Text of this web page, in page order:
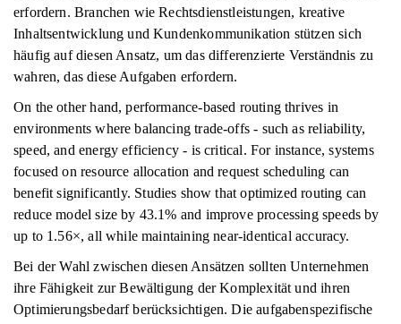
erfordern. Branchen wie Rechtsdienstleistungen, kreative
Inhaltsentwicklung und Kundenkommunikation stützen sich
häufig auf diesen Ansatz, um das differenzierte Verständnis zu
wahren, das diese Aufgaben erfordern.
On the other hand, performance-based routing thrives in
environments where balancing trade-offs - such as reliability,
speed, and energy efficiency - is critical. For instance, systems
focused on resource allocation and request scheduling can
benefit significantly. Studies show that optimized routing can
reduce model size by 43.1% and improve processing speeds by
up to 1.56×, all while maintaining near-identical accuracy.
Bei der Wahl zwischen diesen Ansätzen sollten Unternehmen
ihre Fähigkeit zur Bewältigung der Komplexität und ihren
Optimierungsbedarf berücksichtigen. Die aufgabenspezifische